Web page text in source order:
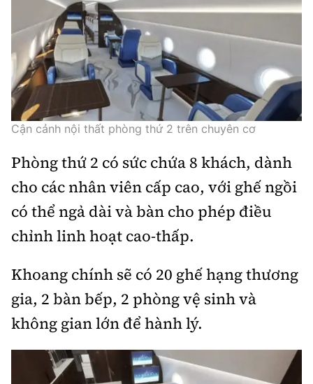
Cận cảnh nội thất phòng thứ 2 trên chuyên cơ
Phòng thứ 2 có sức chứa 8 khách, dành
cho các nhân viên cấp cao, với ghế ngồi
có thể ngả dài và bàn cho phép điều
chỉnh linh hoạt cao-thấp.
Khoang chính sẽ có 20 ghế hạng thương
gia, 2 bàn bếp, 2 phòng vệ sinh và
không gian lớn để hành lý.